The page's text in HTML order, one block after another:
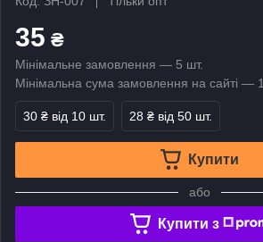
35 ₴
Мінімальне замовлення — 5 шт.
Мінімальна сума замовлення на сайті —
30 ₴ від 10 шт. 28 ₴ від 50 шт.
Купити
або
Купити з